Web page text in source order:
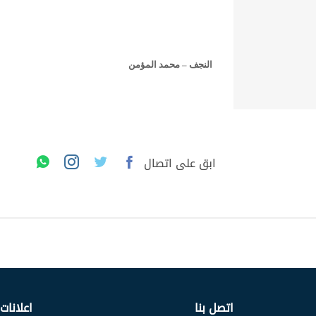
النجف – محمد المؤمن
ابق على اتصال
اتصل بنا